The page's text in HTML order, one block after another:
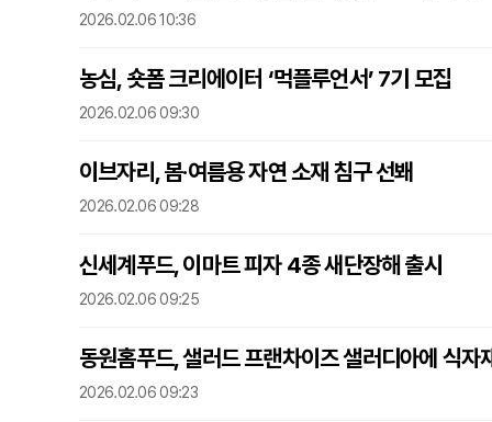
2026.02.06 10:36
농심, 숏폼 크리에이터 ‘먹플루언서’ 7기 모집
2026.02.06 09:30
이브자리, 봄·여름용 자연 소재 침구 선봬
2026.02.06 09:28
신세계푸드, 이마트 피자 4종 새단장해 출시
2026.02.06 09:25
동원홈푸드, 샐러드 프랜차이즈 샐러디아에 식자
2026.02.06 09:23